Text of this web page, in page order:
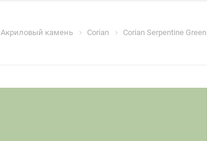
Акриловый камень Corian Corian Serpentine Green